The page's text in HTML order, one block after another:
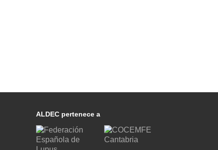
ALDEC pertenece a